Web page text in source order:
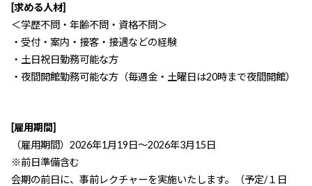
[求める人材]
＜学歴不問・年齢不問・資格不問＞
・受付・案内・接客・接遇などの経験
・土日祝日勤務可能な方
・夜間開館勤務可能な方（毎週金・土曜日は20時まで夜間開館）
[雇用期間]
（雇用期間）2026年1月19日～2026年3月15日
※前日準備含む
会期の前日に、事前レクチャーを実施いたします。（予定/１日